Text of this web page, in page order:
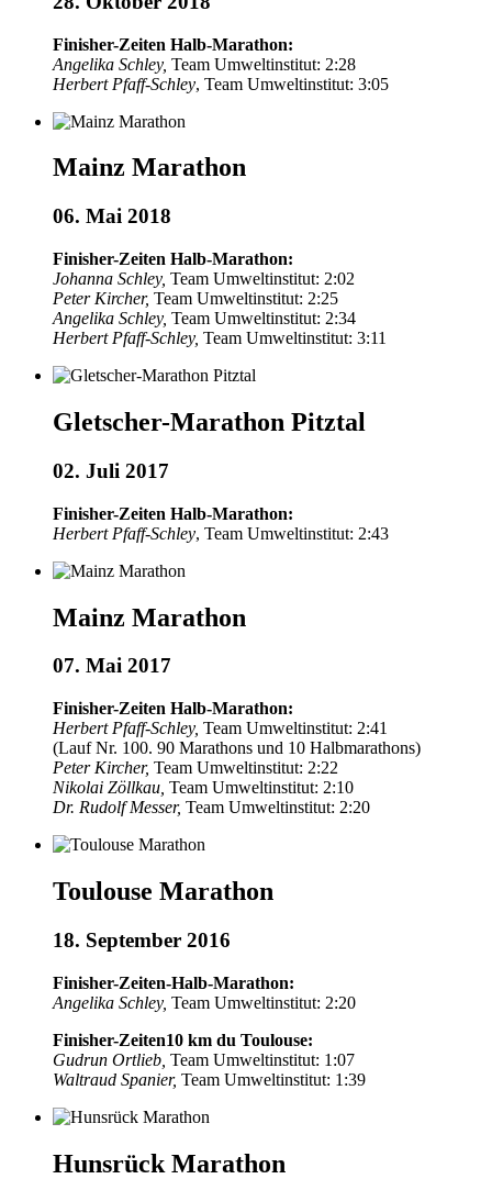
Finisher-Zeiten Halb-Marathon:
Angelika Schley, Team Umweltinstitut: 2:28
Herbert Pfaff-Schley, Team Umweltinstitut: 3:05
Mainz Marathon
06. Mai 2018
Finisher-Zeiten Halb-Marathon:
Johanna Schley, Team Umweltinstitut: 2:02
Peter Kircher, Team Umweltinstitut: 2:25
Angelika Schley, Team Umweltinstitut: 2:34
Herbert Pfaff-Schley, Team Umweltinstitut: 3:11
Gletscher-Marathon Pitztal
02. Juli 2017
Finisher-Zeiten Halb-Marathon:
Herbert Pfaff-Schley, Team Umweltinstitut: 2:43
Mainz Marathon
07. Mai 2017
Finisher-Zeiten Halb-Marathon:
Herbert Pfaff-Schley, Team Umweltinstitut: 2:41
(Lauf Nr. 100. 90 Marathons und 10 Halbmarathons)
Peter Kircher, Team Umweltinstitut: 2:22
Nikolai Zöllkau, Team Umweltinstitut: 2:10
Dr. Rudolf Messer, Team Umweltinstitut: 2:20
Toulouse Marathon
18. September 2016
Finisher-Zeiten-Halb-Marathon:
Angelika Schley, Team Umweltinstitut: 2:20
Finisher-Zeiten10 km du Toulouse:
Gudrun Ortlieb, Team Umweltinstitut: 1:07
Waltraud Spanier, Team Umweltinstitut: 1:39
Hunsrück Marathon